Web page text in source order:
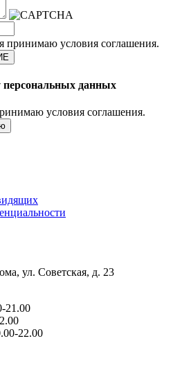
принимаю условия соглашения.
персональных данных
условия соглашения.
ул. Советская, д. 23
21.00
22.00